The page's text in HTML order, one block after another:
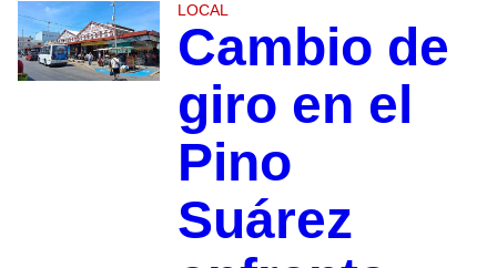
LOCAL
Cambio de
giro en el
Pino
Suárez